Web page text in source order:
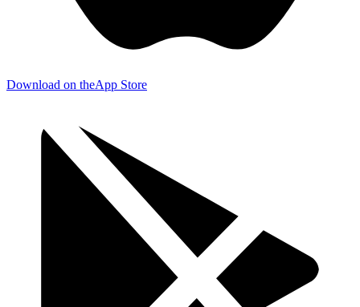
Download on theApp Store